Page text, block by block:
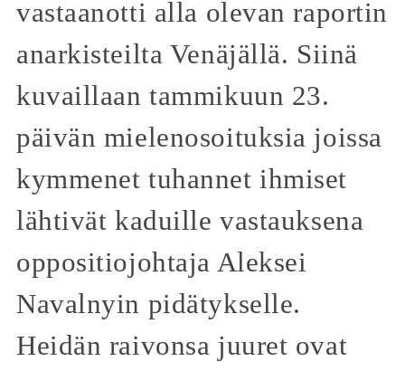
vastaanotti alla olevan raportin
anarkisteilta Venäjällä. Siinä
kuvaillaan tammikuun 23.
päivän mielenosoituksia joissa
kymmenet tuhannet ihmiset
lähtivät kaduille vastauksena
oppositiojohtaja Aleksei
Navalnyin pidätykselle.
Heidän raivonsa juuret ovat